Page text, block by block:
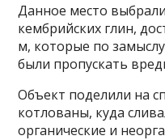
Данное место
кембрийских глин,
м, которые по
были пропускать
Объект поделили на
котлованы, куда
органические и